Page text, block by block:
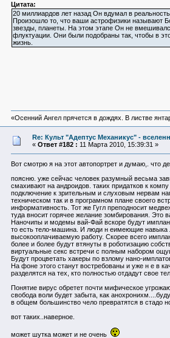
Цитата:
20 миллиардов лет назад Он вдумал в
Произошло то, что ваши астрофизики называют
звезды, планеты. На этом этапе Он не
флуктуации. Они были подобраны так, чтобы в
жизнь.
«Осенний Ангел прячется в дождях. В листве
Re: Культ "Адептус Механикус" -
« Ответ #182 : 11 Марта 2010, 15:39:31 »
Вот смотрю я на этот автопортрет и думаю,. что
поясню. уже сейчас человек разумный весьма
смахивают на андроидов. таких придатков к
подключение к зрительным и слуховым нервам
техническом так и в програмном плане своего
информативность. Тот же Гугл преподносит
туда вносит горячее желание зомбирования. Это
Наночипы и модемы вай-Фай вскоре будут
то есть тело-машина. И люди н еимеющие навыка
высокооплачиваемую работу. Скорее всего
более и более будут втянуты в роботизацию
виртуальные секс встречи с полным набором
Будут процветать хакеры по взлому нано-
На фоне этого станут востребованы и уже н е в
разделятся на тех, кто полностью отдадут свое
Понятие вирус обретет почти мифическое
свобода воли будет забыта, как
в общем большинство чело превратятся в стадо
вот таких..наверное.
может шутка может и не очень